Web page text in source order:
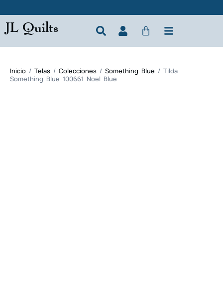
JL Quilts
Inicio / Telas / Colecciones / Something Blue / Tilda
Something Blue 100661 Noel Blue